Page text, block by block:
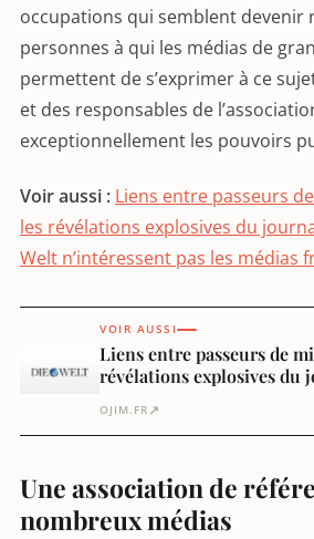
occupations qui semblent devenir
personnes à qui les médias de
permettent de s’exprimer à ce
et des responsables de
exceptionnellement les pouvoirs
Voir aussi : Liens entre passeurs
les révélations explosives du
Welt n’intéressent pas les médias
VOIR AUSSI
Liens entre passeurs de
révélations explosives du
OJIM.FR ↗
Une association de
nombreux médias